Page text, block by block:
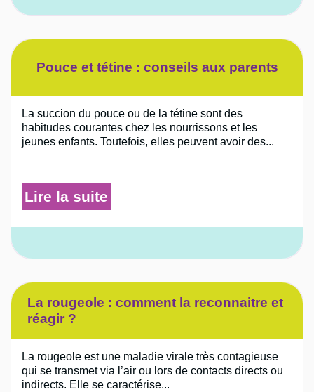
Pouce et tétine : conseils aux parents
La succion du pouce ou de la tétine sont des
habitudes courantes chez les nourrissons et les
jeunes enfants. Toutefois, elles peuvent avoir des...
Lire la suite
La rougeole : comment la reconnaitre et
réagir ?
La rougeole est une maladie virale très contagieuse
qui se transmet via l’air ou lors de contacts directs ou
indirects. Elle se caractérise...